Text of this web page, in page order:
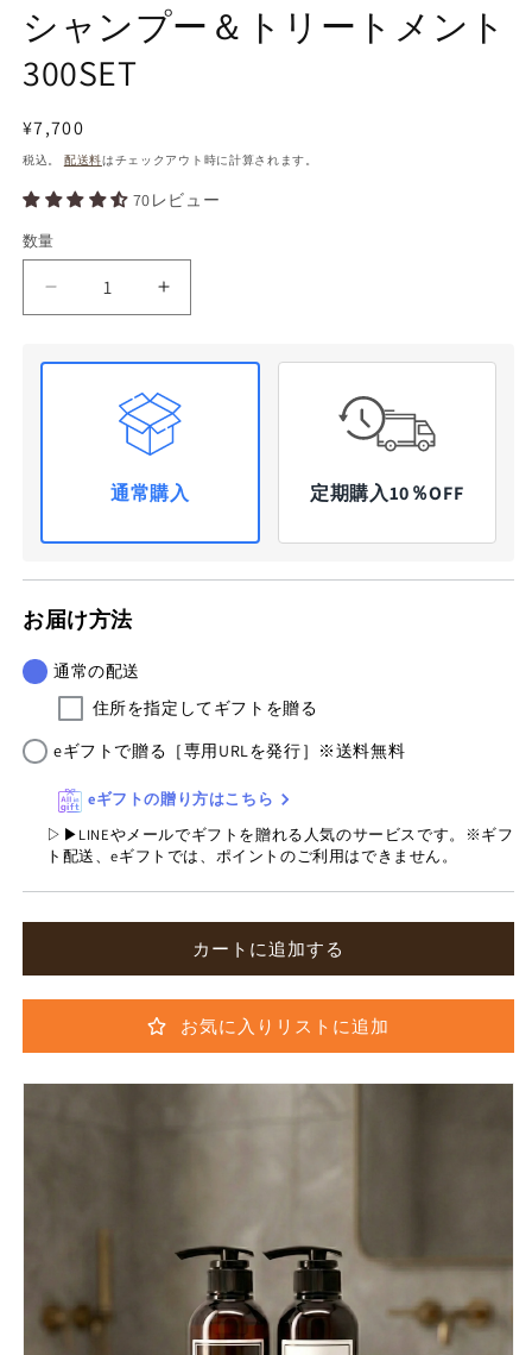
シャンプー＆トリートメント
300SET
通
常
価
格
¥7,700
税込。 配送料はチェックアウト時に計算されます。
70レビュー
数
数量
ン
メ
ン
300SET
の
数
量
減
ら
す
シ
ン
ー
＆
リ
メ
の
数
量
増
や
す
通常購入 定期購入10％OFF
お届け方法
通常の配送
住所を指定してギフトを贈る
eギフトで贈る［専用URLを発行］※送料無料
eギフトの贈り方はこちら
▷▶LINEやメールでギフトを贈れる人気のサービスです。※ギフ
ト配送、eギフトでは、ポイントのご利用はできません。
カートに追加する
お気に入りリストに追加